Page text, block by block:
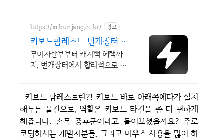
https://m.bunjang.co.kr/ 광고
키보드팜레스트 번개장터 국
내 최대 브랜드 중고거래
무이자할부부터 캐시백 혜택까
지, 번개장터에서 합리적으로 중
만 개 이상의 신규 상품 업로드
키보드 팜레스트란?! 키보드 바로 아래쪽에다가 설치
해두는 물건으로, 역할은 키보드 타건을 좀 더 편하게
해줍니다. 손목 증후군이라고 들어보셨을까요? 주로
코딩하시는 개발자분들, 그리고 마우스 사용을 많이 하